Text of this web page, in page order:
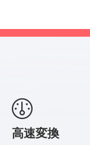
高速変換